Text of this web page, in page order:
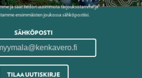
ja saat tiedon uusimmista tarjouksistamme ja
ensimmäisten joukossa sähköpostiisi.
SÄHKÖPOSTI
TILAA UUTISKIRJE